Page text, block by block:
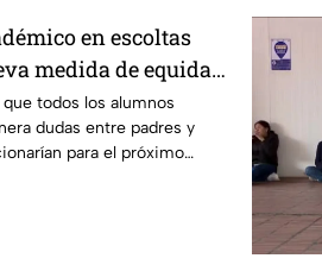
en escoltas
medida de equidad
y expertos
todos los alumnos
dudas entre padres y
para el próximo
de México.